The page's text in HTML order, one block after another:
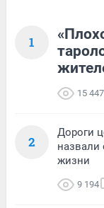
1
15 447
2
Дороги
жизни
9 194